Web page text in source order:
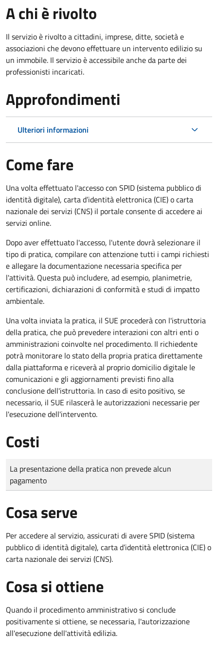
A chi è rivolto
Il servizio è rivolto a cittadini, imprese, ditte, società e
associazioni che devono effettuare un intervento edilizio su
un immobile. Il servizio è accessibile anche da parte dei
professionisti incaricati.
Approfondimenti
Ulteriori informazioni
Come fare
Una volta effettuato l'accesso con SPID (sistema pubblico di
identità digitale), carta d’identità elettronica (CIE) o carta
nazionale dei servizi (CNS) il portale consente di accedere ai
servizi online.
Dopo aver effettuato l'accesso, l'utente dovrà selezionare il
tipo di pratica, compilare con attenzione tutti i campi richiesti
e allegare la documentazione necessaria specifica per
l'attività. Questa può includere, ad esempio, planimetrie,
certificazioni, dichiarazioni di conformità e studi di impatto
ambientale.
Una volta inviata la pratica, il SUE procederà con l'istruttoria
della pratica, che può prevedere interazioni con altri enti o
amministrazioni coinvolte nel procedimento. Il richiedente
potrà monitorare lo stato della propria pratica direttamente
dalla piattaforma e riceverà al proprio domicilio digitale le
comunicazioni e gli aggiornamenti previsti fino alla
conclusione dell'istruttoria. In caso di esito positivo, se
necessario, il SUE rilascerà le autorizzazioni necessarie per
l'esecuzione dell'intervento.
Costi
Tipo di pagamento
Importo
La presentazione della pratica non prevede alcun
pagamento
Cosa serve
Per accedere al servizio, assicurati di avere SPID (sistema
pubblico di identità digitale), carta d’identità elettronica (CIE) o
carta nazionale dei servizi (CNS).
Cosa si ottiene
Quando il procedimento amministrativo si conclude
positivamente si ottiene, se necessaria, l'autorizzazione
all'esecuzione dell'attività edilizia.